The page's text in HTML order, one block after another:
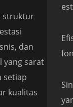
struktur
dan
yang sarat
setiap
kualitas